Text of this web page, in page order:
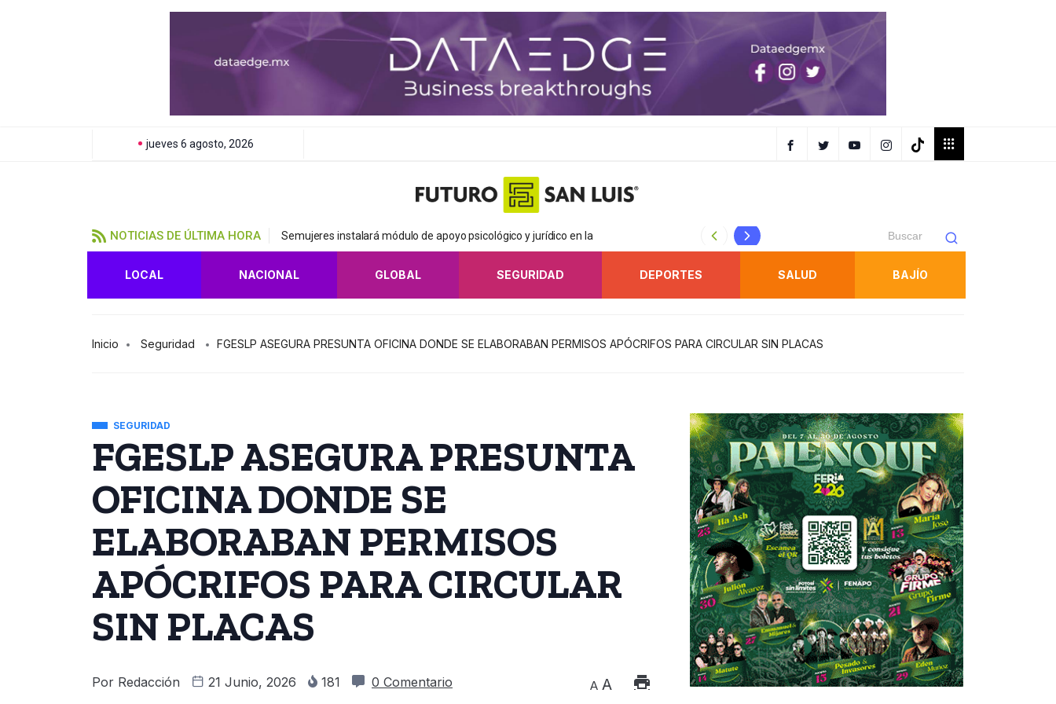
jueves 6 agosto, 2026
NOTICIAS DE ÚLTIMA HORA Semujeres instalará módulo de apoyo psicológico y jurídico en la FENAPO tendrá taxis oficiales identificados para
LOCAL NACIONAL GLOBAL SEGURIDAD DEPORTES SALUD BAJÍO
Inicio Seguridad FGESLP ASEGURA PRESUNTA OFICINA DONDE SE ELABORABAN PERMISOS APÓCRIFOS PARA CIRCULAR SIN PLACAS
SEGURIDAD
FGESLP ASEGURA PRESUNTA
OFICINA DONDE SE
ELABORABAN PERMISOS
APÓCRIFOS PARA CIRCULAR
SIN PLACAS
Por Redacción 21 Junio, 2026 181 0 Comentario A A